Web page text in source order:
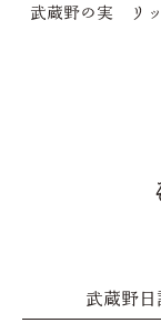
武蔵野の実 リッ
武蔵野日